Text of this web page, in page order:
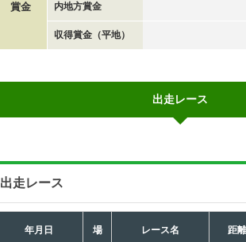
賞金 内地方賞金
収得賞金（平地）
出走レース
出走レース
年月日 場 レース名 距離